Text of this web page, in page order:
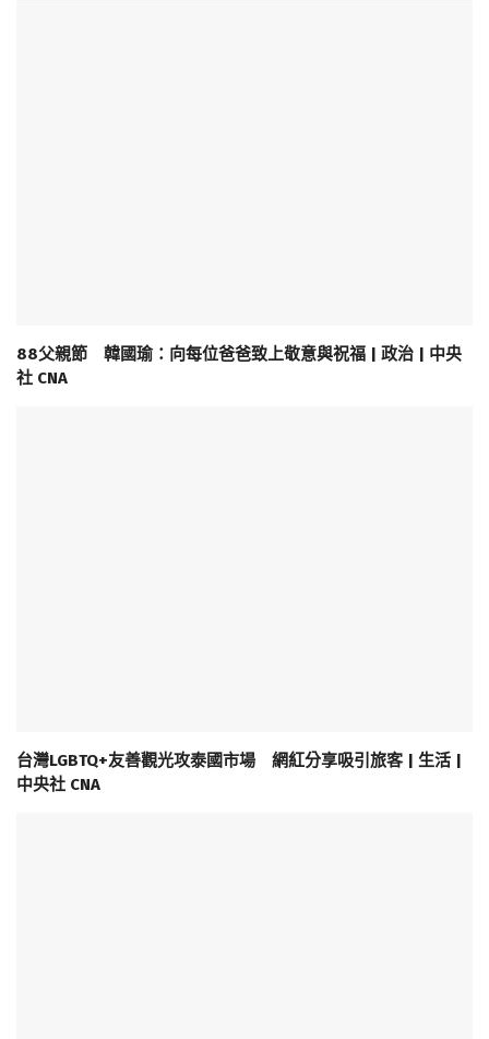
88父親節 韓國瑜：向每位爸爸致上敬意與祝福 | 政治 | 中央
社 CNA
台灣LGBTQ+友善觀光攻泰國市場 網紅分享吸引旅客 | 生活 |
中央社 CNA